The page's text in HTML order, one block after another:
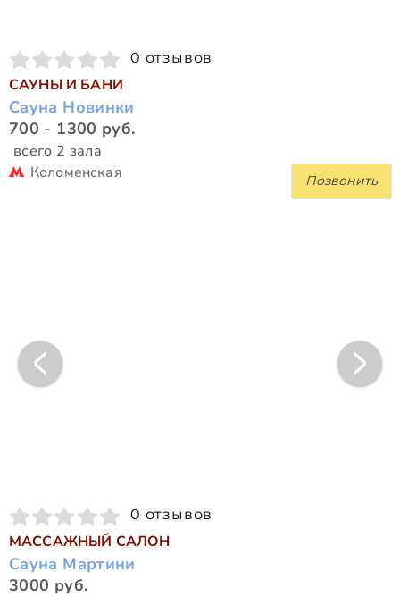
0 отзывов
САУНЫ И БАНИ
Сауна Новинки
700 - 1300 руб.
всего 2 зала
Позвонить
Коломенская
0 отзывов
МАССАЖНЫЙ САЛОН
Сауна Мартини
3000 руб.